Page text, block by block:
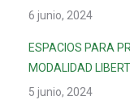
6 junio, 2024
ESPACIOS PARA
MODALIDAD
5 junio, 2024